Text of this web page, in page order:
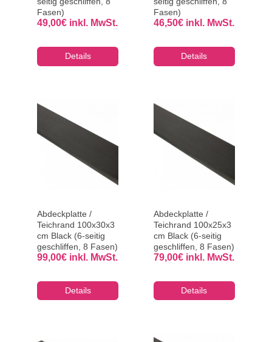
Fasen)
49,00€ inkl. MwSt.
Details
Fasen)
46,50€ inkl. MwSt.
Details
Abdeckplatte /
Teichrand 100x30x3
cm Black (6-seitig
geschliffen, 8 Fasen)
99,00€ inkl. MwSt.
Details
Abdeckplatte /
Teichrand 100x25x3
cm Black (6-seitig
geschliffen, 8 Fasen)
79,00€ inkl. MwSt.
Details